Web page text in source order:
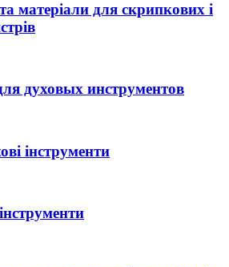
матеріали для скрипкових і
духовых инструментов
інструменти